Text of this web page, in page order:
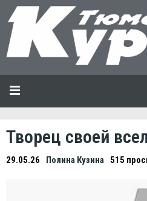
Творец своей
29.05.26 Полина Кузина 515